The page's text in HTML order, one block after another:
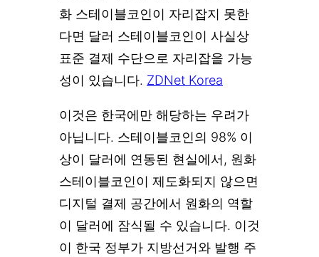
화 스테이블코인이 자리잡지 못한
다면 달러 스테이블코인이 사실상
표준 결제 수단으로 자리잡을 가능
성이 있습니다. ZDNet Korea
이것은 한국에만 해당하는 우려가
아닙니다. 스테이블코인의 98% 이
상이 달러에 연동된 현실에서, 원화
스테이블코인이 제도화되지 않으면
디지털 결제 공간에서 원화의 역할
이 달러에 잠식될 수 있습니다. 이것
이 한국 정부가 지방선거와 발행 주